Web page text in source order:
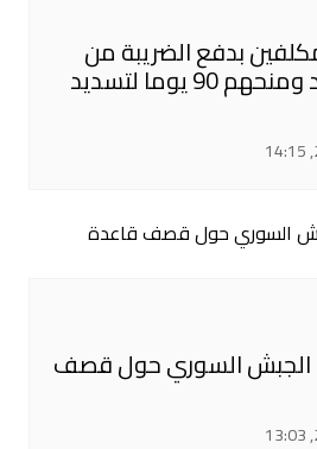
بدفع الضريبة من
الغرامات والفوائد ومنحهم 90 يوما لتسديد
الجبش السوري حول قصف